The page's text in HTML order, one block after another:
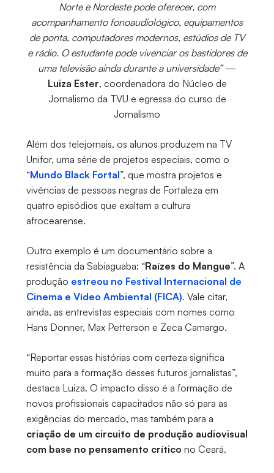
Norte e Nordeste pode oferecer, com
acompanhamento fonoaudiológico, equipamentos
de ponta, computadores modernos, estúdios de TV
e rádio. O estudante pode vivenciar os bastidores de
uma televisão ainda durante a universidade”—
Luiza Ester, coordenadora do Núcleo de
Jornalismo da TVU e egressa do curso de
Jornalismo
Além dos telejornais, os alunos produzem na TV
Unifor, uma série de projetos especiais, como o
“Mundo Black Fortal”, que mostra projetos e
vivências de pessoas negras de Fortaleza em
quatro episódios que exaltam a cultura
afrocearense.
Outro exemplo é um documentário sobre a
resistência da Sabiaguaba: “Raízes do Mangue”. A
produção estreou no Festival Internacional de
Cinema e Vídeo Ambiental (FICA). Vale citar,
ainda, as entrevistas especiais com nomes como
Hans Donner, Max Petterson e Zeca Camargo.
“Reportar essas histórias com certeza significa
muito para a formação desses futuros jornalistas”,
destaca Luiza. O impacto disso é a formação de
novos profissionais capacitados não só para as
exigências do mercado, mas também para a
criação de um circuito de produção audiovisual
com base no pensamento crítico no Ceará.